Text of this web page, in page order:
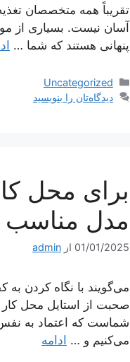
تقریباً همه متخصصان
آسان نیست. بسیاری از
پنهانی هستند که شما …
دسته‌ها
Uncategorized
دیدگاه‌تان را بنویسید
مدل مناسب و ۱۰ مدل
01/01/2025 از admin
می‌گویند با نگاه کردن
صحبت از استایل محل
شماست که اعتماد به
می‌کنیم و … ادامه